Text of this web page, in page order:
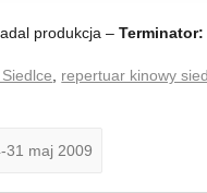
produkcja –
repertuar kinowy
31 maj 2009